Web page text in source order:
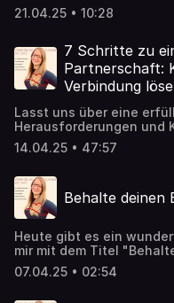
21.04.25 • 10:28
7 Schritte zu
Partnerschaft:
Verbindung
Lasst uns über eine
Herausforderungen und
können diese in
Schritte sind wichtig?
14.04.25 • 47:57
Behalte deinen
Heute gibt es ein
mir mit dem Titel
wie schnell die intensive
meine Kinder lieben es,
07.04.25 • 02:54